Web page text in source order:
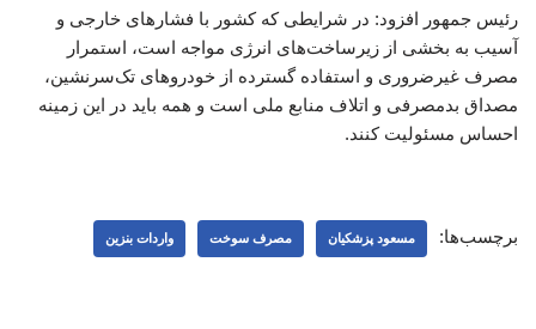
رئیس جمهور افزود: در شرایطی که کشور با فشارهای خارجی و
آسیب به بخشی از زیرساخت‌های انرژی مواجه است، استمرار
مصرف غیرضروری و استفاده گسترده از خودروهای تک‌سرنشین،
مصداق بدمصرفی و اتلاف منابع ملی است و همه باید در این زمینه
احساس مسئولیت کنند.
برچسب‌ها: مسعود پزشکیان مصرف سوخت واردات بنزین